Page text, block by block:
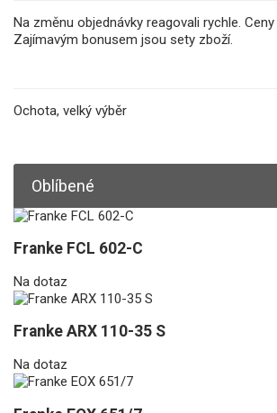
Na změnu objednávky reagovali rychle.
Zajímavým bonusem jsou sety zboží.
Ochota, velký výběr
Oblíbené
Franke FCL 602-C
Na dotaz
Franke ARX 110-35 S
Na dotaz